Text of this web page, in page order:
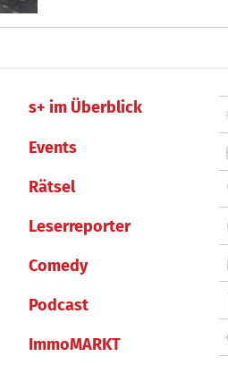
s+ im Überblick
Events
Rätsel
Leserreporter
Comedy
Podcast
ImmoMARKT